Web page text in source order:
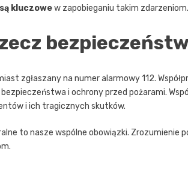
kluczowew zapobieganiu takim zdarzeniom.
zgłaszany na numer alarmowy 112.
i ochrony przed pożarami.
i ich tragicznych skutków.
to nasze wspólne obowiązki. Zrozumienie